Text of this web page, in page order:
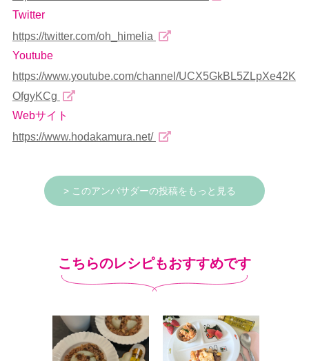
Twitter
https://twitter.com/oh_himelia
Youtube
https://www.youtube.com/channel/UCX5GkBL5ZLpXe42K
OfgyKCg
Webサイト
https://www.hodakamura.net/
> このアンバサダーの投稿をもっと見る
こちらのレシピもおすすめです